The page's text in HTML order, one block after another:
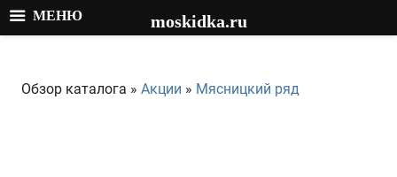
содержимому
Обзор каталога » Акции » Мясницкий ряд
МЕНЮ moskidka.ru